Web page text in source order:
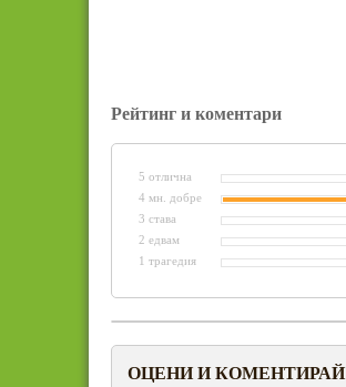
Рейтинг и коментари
5 отлична
4 мн. добре
3 става
2 едвам
1 трагедия
ОЦЕНИ И КОМЕНТИРАЙ